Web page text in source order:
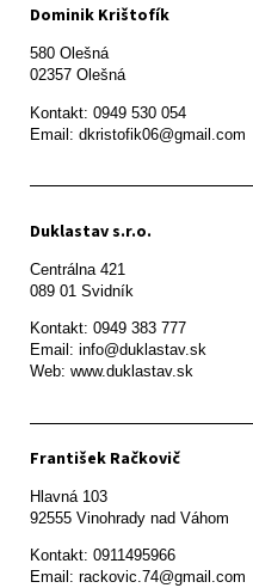
Dominik Krištofík
580 Olešná
Kontakt: 0949 530 054
Email: dkristofik06@gmail.com
Duklastav s.r.o.
Centrálna 421
089 01 Svidník
Kontakt: 0949 383 777
Email: info@duklastav.sk
Web: www.duklastav.sk
František Račkovič
Hlavná 103
92555 Vinohrady nad Váhom
Kontakt: 0911495966
Email: rackovic.74@gmail.com